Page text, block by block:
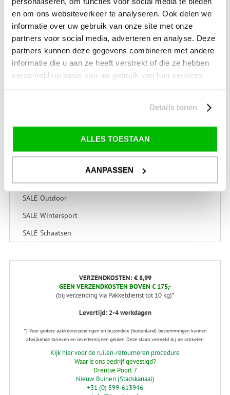
en om ons websiteverkeer te analyseren. Ook delen we
informatie over uw gebruik van onze site met onze
partners voor social media, adverteren en analyse. Deze
partners kunnen deze gegevens combineren met andere
informatie die u aan ze heeft verstrekt of die ze hebben
verzameld op basis van uw gebruik van hun services.
Details tonen
ALLES TOESTAAN
AANPASSEN
Tenten en Accessoires
Kampeermeubelen en accessoires
Kampeerartikelen
Caravan & Camper
Technische onderdelen
SALE
SALE Recreatie
SALE Outdoor
SALE Wintersport
SALE Schaatsen
VERZENDKOSTEN: € 8,99
GEEN VERZENDKOSTEN BOVEN € 175,-
(bij verzending via Pakketdienst tot 10 kg)*
Levertijd: 2-4 werkdagen
*) Voor grotere pakketverzendingen en bijzondere (buitenland) bestemmingen kunnen
afwijkende tarieven en levertermijnen gelden. Deze staan vermeld bij de artikelen.
Kijk hier voor de ruilen-retourneren procedure
Waar is ons bedrijf gevestigd?
Drentse Poort 7
Nieuw Buinen (Stadskanaal)
+31 (0) 599-613946